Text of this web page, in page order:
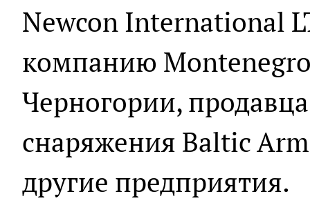
Newcon International
компанию
Черногории,
снаряжения Baltic
другие предприятия.